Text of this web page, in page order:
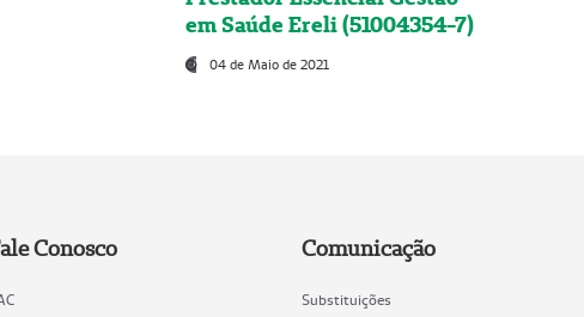
em Saúde Ereli (51004354-7)
04 de Maio de 2021
Conosco Comunicação
Substituições